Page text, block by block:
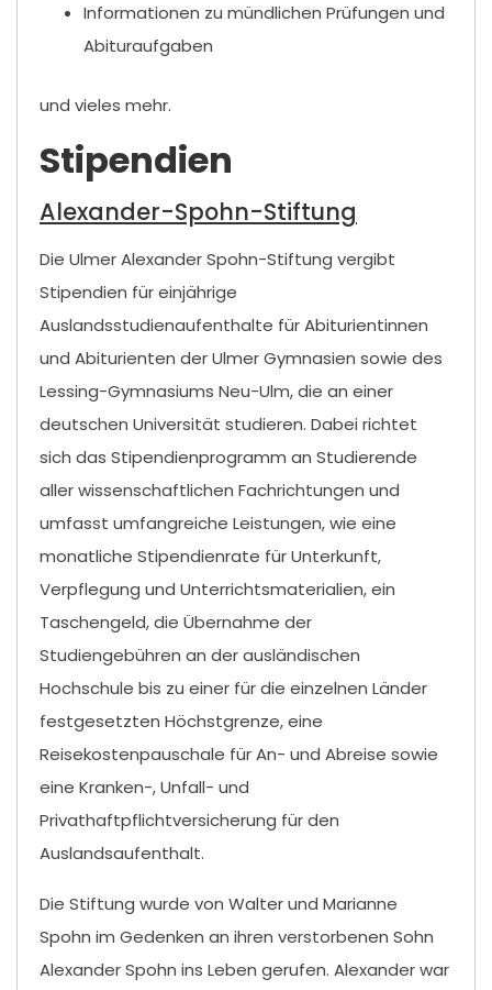
Informationen zu mündlichen Prüfungen und
Abituraufgaben
und vieles mehr.
Stipendien
Alexander-Spohn-Stiftung
Die Ulmer Alexander Spohn-Stiftung vergibt
Stipendien für einjährige
Auslandsstudienaufenthalte für Abiturientinnen
und Abiturienten der Ulmer Gymnasien sowie des
Lessing-Gymnasiums Neu-Ulm, die an einer
deutschen Universität studieren. Dabei richtet
sich das Stipendienprogramm an Studierende
aller wissenschaftlichen Fachrichtungen und
umfasst umfangreiche Leistungen, wie eine
monatliche Stipendienrate für Unterkunft,
Verpflegung und Unterrichtsmaterialien, ein
Taschengeld, die Übernahme der
Studiengebühren an der ausländischen
Hochschule bis zu einer für die einzelnen Länder
festgesetzten Höchstgrenze, eine
Reisekostenpauschale für An- und Abreise sowie
eine Kranken-, Unfall- und
Privathaftpflichtversicherung für den
Auslandsaufenthalt.
Die Stiftung wurde von Walter und Marianne
Spohn im Gedenken an ihren verstorbenen Sohn
Alexander Spohn ins Leben gerufen. Alexander war